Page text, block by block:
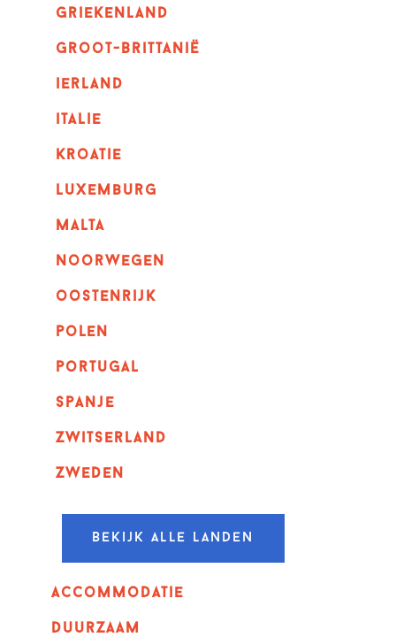
griekenland
Groot-Brittanië
ierland
italie
kroatie
luxemburg
malta
noorwegen
oostenrijk
polen
portugal
spanje
zwitserland
zweden
Bekijk alle landen
Accommodatie
Duurzaam